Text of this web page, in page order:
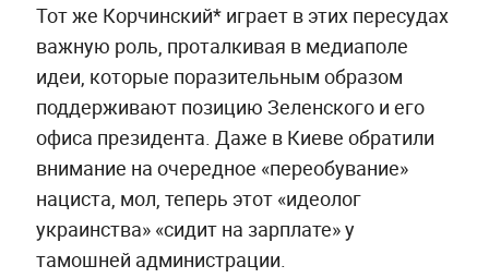
Тот же Корчинский* играет в этих пересудах
важную роль, проталкивая в медиаполе
идеи, которые поразительным образом
поддерживают позицию Зеленского и его
офиса президента. Даже в Киеве обратили
внимание на очередное «переобувание»
нациста, мол, теперь этот «идеолог
украинства» «сидит на зарплате» у
тамошней администрации.